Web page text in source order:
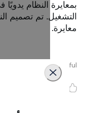
النظام يدويًا في
تم تصميم
Was this article